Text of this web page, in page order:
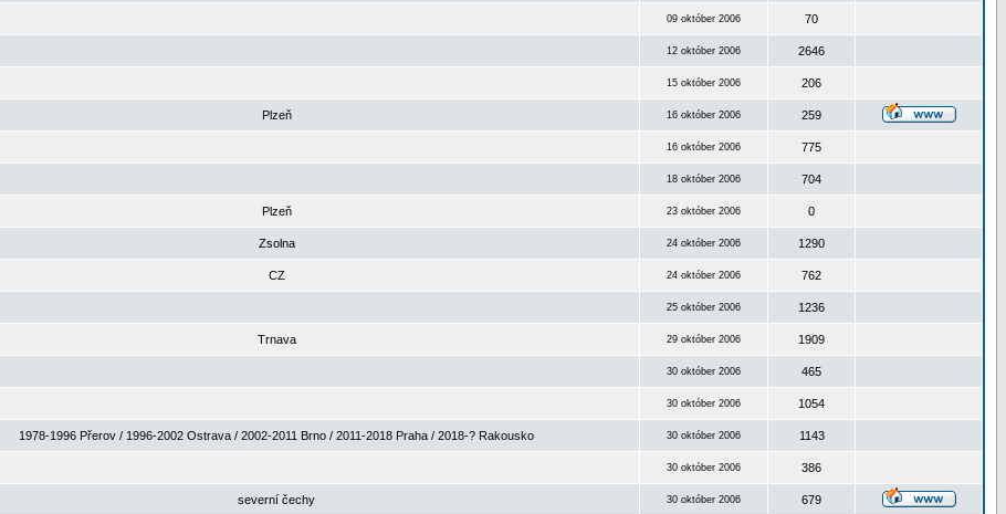
09 október 2006 70
12 október 2006 2646
15 október 2006 206
Plzeň 16 október 2006 259
16 október 2006 775
18 október 2006 704
Plzeň 23 október 2006 0
Zsolna 24 október 2006 1290
CZ 24 október 2006 762
25 október 2006 1236
Trnava 29 október 2006 1909
30 október 2006 465
30 október 2006 1054
1978-1996 Přerov / 1996-2002 Ostrava / 2002-2011 Brno / 2011-2018 Praha / 2018-? Rakousko 30 október 2006 1143
30 október 2006 386
severní čechy 30 október 2006 679